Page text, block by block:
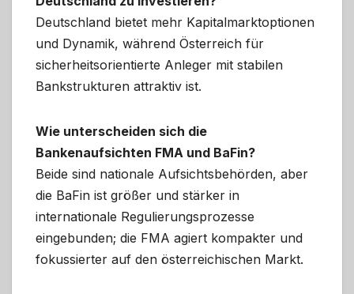
Deutschland bietet mehr Kapitalmarktoptionen
und Dynamik, während Österreich für
sicherheitsorientierte Anleger mit stabilen
Bankstrukturen attraktiv ist.
Wie unterscheiden sich die
Bankenaufsichten FMA und BaFin?
Beide sind nationale Aufsichtsbehörden, aber
die BaFin ist größer und stärker in
internationale Regulierungsprozesse
eingebunden; die FMA agiert kompakter und
fokussierter auf den österreichischen Markt.